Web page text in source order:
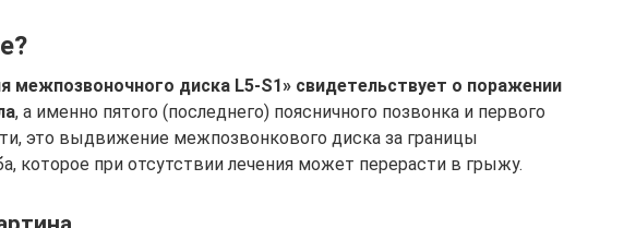
межпозвоночного диска L5-S1» свидетельствует о поражении
, а именно пятого (последнего) поясничного позвонка и первого
это выдвижение межпозвонкового диска за границы
которое при отсутствии лечения может перерасти в грыжу.